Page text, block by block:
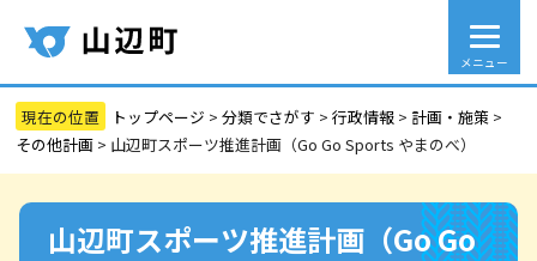
メニュー
トップページ >分類でさがす >行政情報 > 計画・施策 >
その他計画> 山辺町スポーツ推進計画（Go Go Sports やまのべ）
山辺町スポーツ推進計画（Go Go